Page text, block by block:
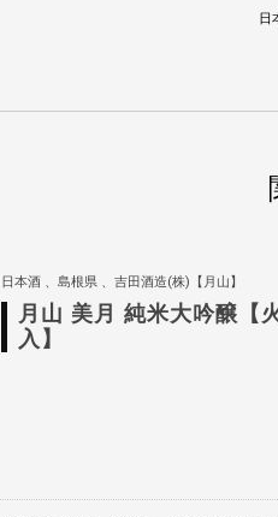
日
日本酒 島根県 吉田酒造(株)【月山】
月山 美月 純米大吟醸【
入】